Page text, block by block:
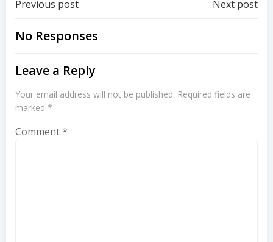
Post
navigation
Previous post Next post
No Responses
Leave a Reply
Your email address will not be published. Required fields are
marked *
Comment*